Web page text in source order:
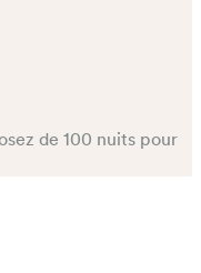
de 100 nuits pour